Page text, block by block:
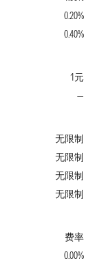
0.20%
0.40%
1元
—
无限制
无限制
无限制
无限制
费率
0.00%